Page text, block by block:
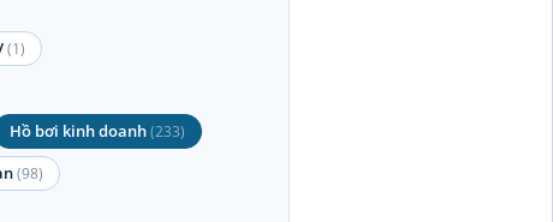
(1)
Hồ bơi kinh doanh(233)
(98)